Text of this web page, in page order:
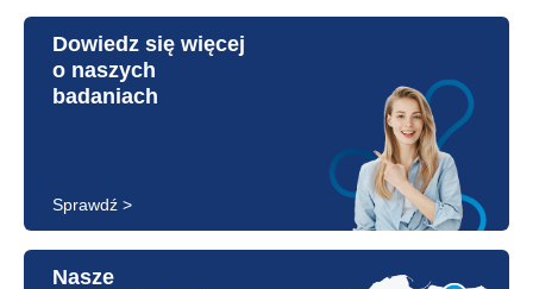
Dowiedz się więcej
o naszych
badaniach
Sprawdź >
Nasze